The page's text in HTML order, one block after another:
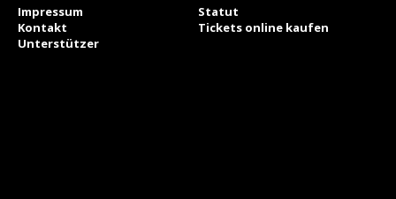
Impressum
Statut
Kontakt
Tickets online kaufen
Unterstützer